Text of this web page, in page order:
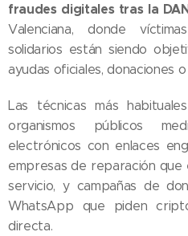
fraudes digitales tras la
Valenciana, donde
solidarios están siendo
ayudas oficiales, donaciones
Las técnicas más
organismos públicos
electrónicos con enlaces
empresas de reparación
servicio, y campañas de
WhatsApp que piden
directa.